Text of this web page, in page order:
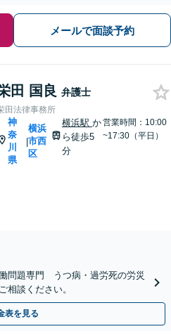
メールで面談予約
田 国良 弁護士
田法律事務所
神
奈
川
県
|
横浜
市西
区
横浜駅 か
ら徒歩5
分
営業時間：10:00
~17:30（平日）
問題専門 うつ病・過労死の労災
相談ください。
表を見る